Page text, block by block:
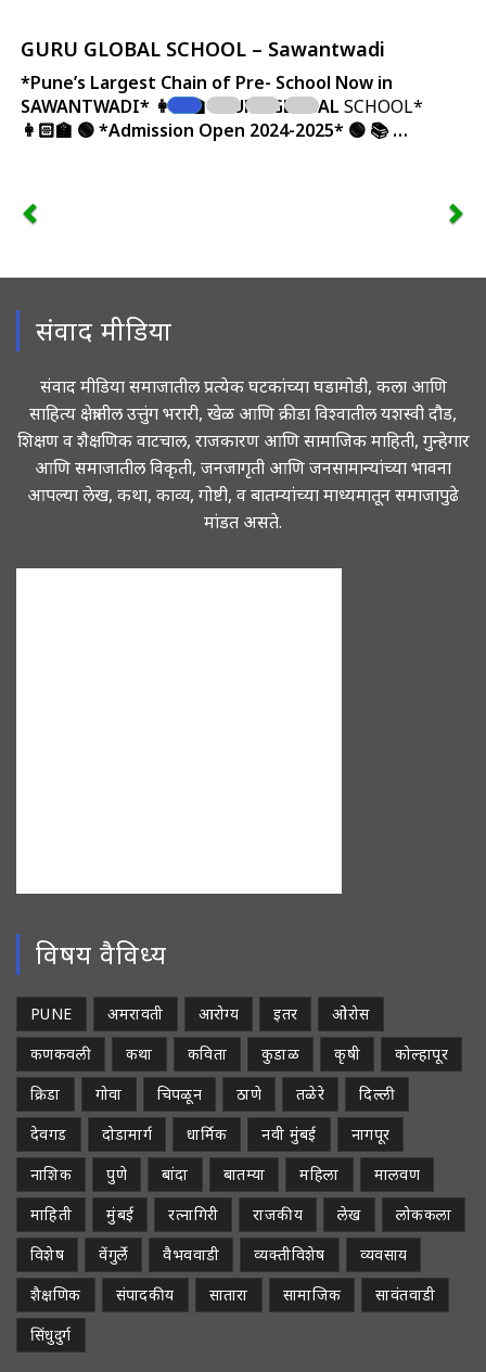
GURU GLOBAL SCHOOL – Sawantwadi
*Pune’s Largest Chain of Pre- School Now in
SAWANTWADI* 👩🏻‍🏫 *GURU GLOBAL SCHOOL*
👩🏻‍🏫 🟢 *Admission Open 2024-2025* 🟢 📚 …
संवाद मीडिया
संवाद मीडिया समाजातील प्रत्येक घटकांच्या घडामोडी, कला आणि
साहित्य क्षेत्रातील उत्तुंग भरारी, खेळ आणि क्रीडा विश्वातील यशस्वी दौड,
शिक्षण व शैक्षणिक वाटचाल, राजकारण आणि सामाजिक माहिती, गुन्हेगार
आणि समाजातील विकृती, जनजागृती आणि जनसामान्यांच्या भावना
आपल्या लेख, कथा, काव्य, गोष्टी, व बातम्यांच्या माध्यमातून समाजापुढे
मांडत असते.
विषय वैविध्य
PUNE अमरावती आरोग्य इतर
ओरोस
कणकवली
कथा कविता कुडाळ कृषी
कोल्हापूर
क्रिडा
गोवा चिपळून ठाणे तळेरे
दिल्ली
देवगड
दोडामार्ग धार्मिक नवी मुंबई
नागपूर
नाशिक
पुणे बांदा बातम्या महिला
मालवण
माहिती
मुंबई रत्नागिरी राजकीय लेख
लोककला
विशेष
वेंगुर्ले वैभववाडी व्यक्तीविशेष
व्यवसाय
शैक्षणिक
संपादकीय सातारा सामाजिक
सावंतवाडी
सिंधुदुर्ग